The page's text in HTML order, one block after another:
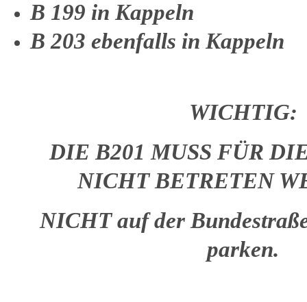
B 199 in Kappeln
B 203 ebenfalls in Kappeln
WICHTIG:
DIE B201 MUSS FÜR
NICHT BETRETEN
NICHT auf der
parken.